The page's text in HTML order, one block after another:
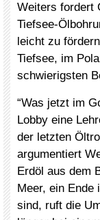
Weiters fordert
Tiefsee-
leicht zu
Tiefsee, im
schwierigsten
“Was jetzt im
Lobby eine
der letzten
argumentiert
Erdöl aus dem
Meer, ein Ende
sind, ruft die